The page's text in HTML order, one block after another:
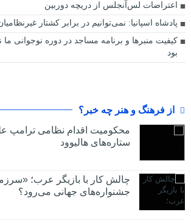
اعتراضات لس‌آنجلس از دریچه دوربین
پادشاه اسپانیا: نمی‌توانیم در برابر کشتار
کیفیت منبرها و برنامه‌ مساجد در دوره نوجوانی ما
بود
از فرهنگ و هنر چه خبر؟
محکومیت اقدام نظامی ترامپ
ستاره‌های هالیوود
چالش کار با بازیگر عرب؛
جشنواره‌های جهانی می‌رود؟